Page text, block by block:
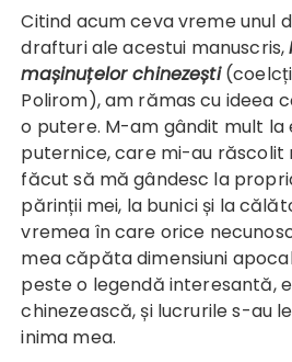
Citind acum ceva vreme unul dintre primele
drafturi ale acestui manuscris,
mașinuțelor chinezești
Polirom), am rămas cu ideea
o putere. M-am gândit mult la
puternice, care mi-au răscolit
făcut să mă gândesc la
părinții mei, la bunici și la
vremea în care orice
mea căpăta dimensiuni
peste o legendă interesantă,
chinezească, și lucrurile s-au
inima mea.